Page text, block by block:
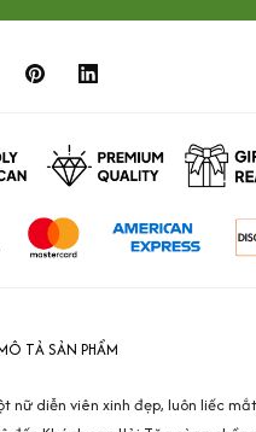
TẢ SẢN PHẨM
nữ diễn viên xinh đẹp, luôn liếc